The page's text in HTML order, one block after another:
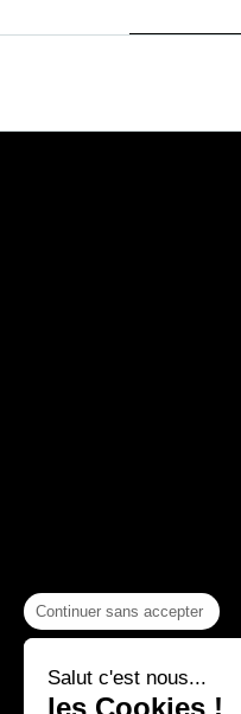
Continuer sans accepter
Salut c'est nous...
les Cookies !